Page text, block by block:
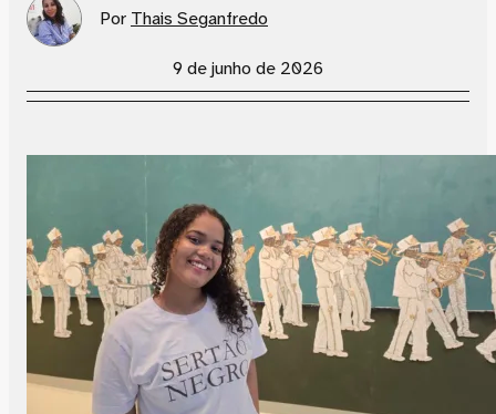
Por Thais Seganfredo
9 de junho de 2026